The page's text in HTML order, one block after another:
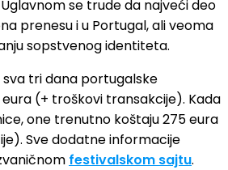
se trude da najveći deo
prenesu i u Portugal, ali veoma
sopstvenog identiteta.
tri dana portugalske
eura (+ troškovi transakcije). Kada
one trenutno koštaju 275 eura
Sve dodatne informacije
festivalskom sajtu.